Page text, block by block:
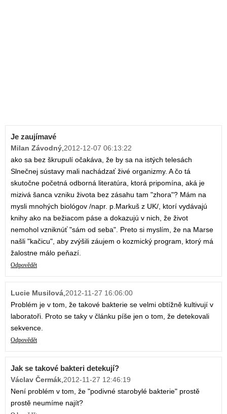
Je zaujímavé
Milan Závodný 2012-12-07 06:13:22
ako sa bez škrupulí očakáva, že by sa na istých telesách
Slnečnej sústavy mali nachádzať živé organizmy. A čo tá
skutočne početná odborná literatúra, ktorá pripomína, aká je
mizivá šanca vzniku života bez zásahu tam "zhora"? Mám na
mysli mnohých biológov /napr. p.Markuš z UK/, ktorí vydávajú
knihy ako na bežiacom páse a dokazujú v nich, že život
nemohol vzniknúť "sám od seba". Preto si myslím, že na Marse
našli "kačicu", aby zvýšili záujem o kozmický program, ktorý má
žalostne málo peňazí.
Odpovědět
Lucie Musilová 2012-11-27 16:06:00
Problém je v tom, že takové bakterie se velmi obtížně kultivují v
laboratoři. Proto se taky v článku píše jen o tom, že detekovali
sekvence.
Odpovědět
Jak se takové bakteri detekují?
Václav Čermák 2012-11-27 12:46:19
Není problém v tom, že "podivné starobylé bakterie" prostě
prostě neumíme najít?